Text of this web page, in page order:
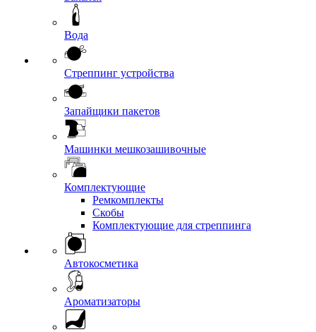
Вода
Стреппинг устройства
Запайщики пакетов
Машинки мешкозашивочные
Комплектующие
Ремкомплекты
Скобы
Комплектующие для стреппинга
Автокосметика
Ароматизаторы